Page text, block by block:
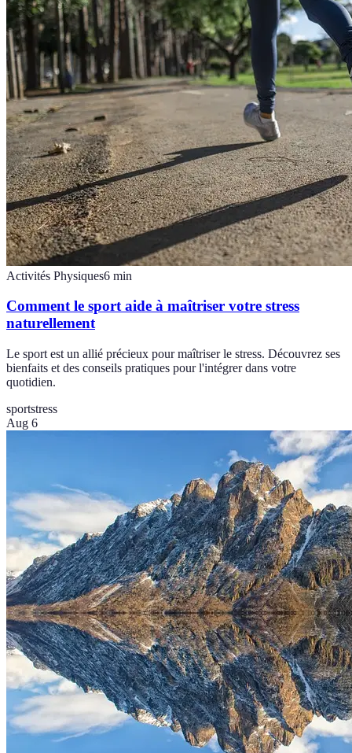
Activités Physiques6 min
Comment le sport aide à maîtriser votre stress
naturellement
Le sport est un allié précieux pour maîtriser le stress. Découvrez ses
bienfaits et des conseils pratiques pour l'intégrer dans votre
quotidien.
sportstress
Aug 6